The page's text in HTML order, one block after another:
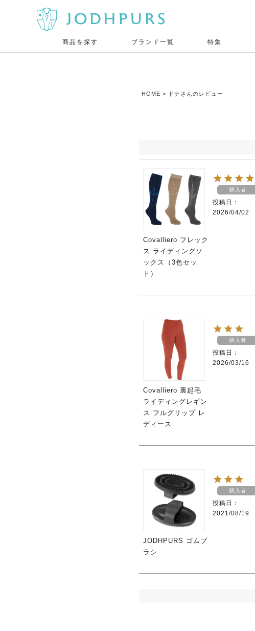
商品を探す ブランド一覧 特集
HOME ドナさんのレビュー
Covalliero フレック
ス ライディングソ
ックス（3色セッ
ト）
購入者
投稿日
2026/04/02
Covalliero 裏起毛
ライディングレギン
ス フルグリップ レ
ディース
購入者
投稿日
2026/03/16
JODHPURS ゴムブ
ラシ
購入者
投稿日
2021/08/19